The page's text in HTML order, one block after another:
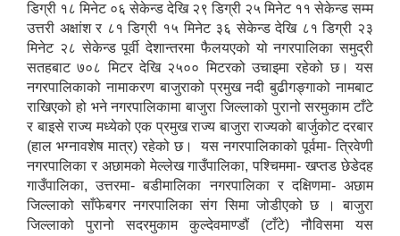
डिग्री १८ मिनेट ०६ सेकेन्ड देखि २९ डिग्री २५ मिनेट ११ सेकेन्ड सम्म
उत्तरी अक्षांश र ८१ डिग्री १५ मिनेट ३६ सेकेन्ड देखि ८१ डिग्री २३
मिनेट २८ सेकेन्ड पूर्वी देशान्तरमा फैलयएको यो नगरपालिका समुद्री
सतहबाट ७०८ मिटर देखि २५०० मिटरको उचाइमा रहेको छ। यस
नगरपालिकाको नामाकरण बाजुराको प्रमुख नदी बुढीगङ्गाको नामबाट
राखिएको हो भने नगरपालिकामा बाजुरा जिल्लाको पुरानो सरमुकाम टाँटे
र बाइसे राज्य मध्येको एक प्रमुख राज्य बाजुरा राज्यको बार्जुकोट दरबार
(हाल भग्नावशेष मात्र) रहेको छ। यस नगरपालिकाको पूर्वमा- त्रिवेणी
नगरपालिका र अछामको मेल्लेख गाउँपालिका, पश्चिममा- खप्तड छेडेदह
गाउँपालिका, उत्तरमा- बडीमालिका नगरपालिका र दक्षिणमा- अछाम
जिल्लाको साँफेबगर नगरपालिका संग सिमा जोडीएको छ । बाजुरा
जिल्लाको पुरानो सदरमुकाम कुल्देवमाण्डौं (टाँटे) नौविसमा यस